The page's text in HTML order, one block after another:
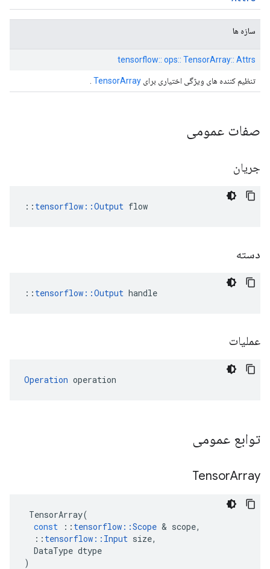
سازه ها
tensorflow:: ops:: TensorArray:: Attrs
تنظیم کننده های ویژگی اختیاری برای TensorArray
صفات عمومی
جریان
:: tensorflow::Output flow
دسته
:: tensorflow::Output handle
عملیات
Operation operation
توابع عمومی
TensorArray
TensorArray(
const
:: tensorflow ::Scope & scope,
:: tensorflow :: Input size,
DataType dtype
)